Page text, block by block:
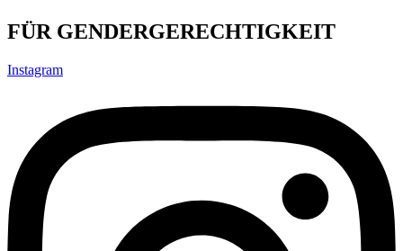
FÜR GENDERGERECHTIGKEIT
Instagram